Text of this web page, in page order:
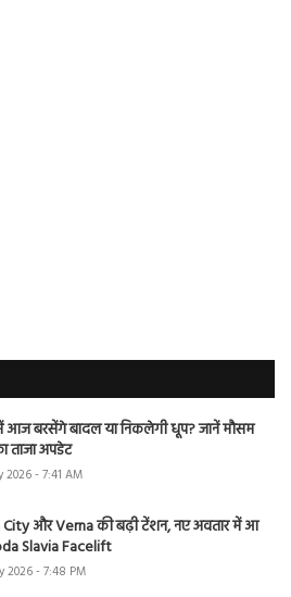
आज बरसेंगे बादल या निकलेगी धूप? जानें मौसम
ताजा अपडेट
2026 - 7:41 AM
और Verna की बढ़ी टेंशन, नए अवतार में आ
Slavia Facelift
2026 - 7:48 PM